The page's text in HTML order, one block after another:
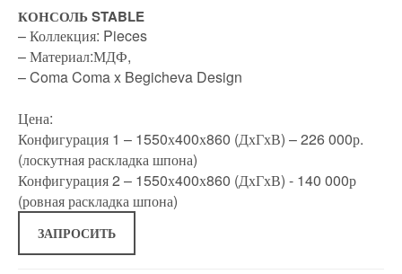
КОНСОЛЬ STABLE
– Коллекция: Pieces
– Материал:МДФ,
– Coma Coma x Begicheva Design
Цена:
Конфигурация 1 – 1550х400х860 (ДхГхВ) – 226 000р.
(лоскутная раскладка шпона)
Конфигурация 2 – 1550х400х860 (ДхГхВ) - 140 000р
(ровная раскладка шпона)
ЗАПРОСИТЬ